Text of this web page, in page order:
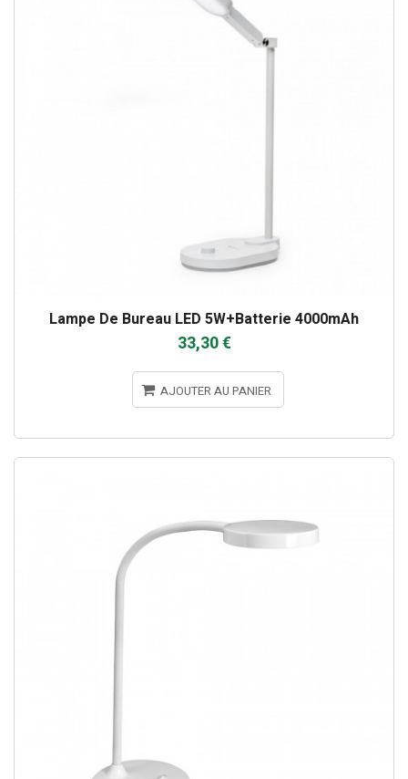
Lampe De Bureau LED 5W+batterie 4000mAh
33,30 €
AJOUTER AU PANIER